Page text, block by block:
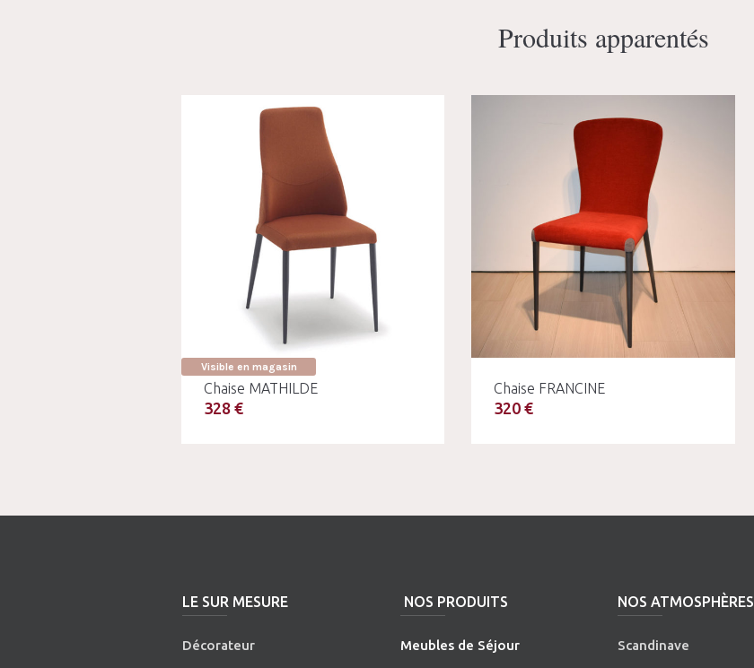
Produits apparentés
Visible en magasin
Chaise MATHILDE
328 €
Chaise FRANCINE
320 €
LE SUR MESURE
Décorateur
NOS PRODUITS
Meubles de Séjour
NOS ATMOSPHÈRES
Scandinave